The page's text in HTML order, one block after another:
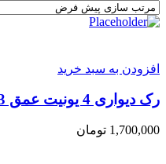
افزودن به سبد خرید
رک دیواری 4 یونیت عمق 33-درب فریم دار آلفا
1,700,000 تومان